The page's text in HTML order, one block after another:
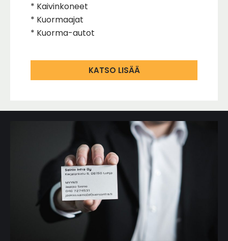
* Kaivinkoneet
* Kuormaajat
* Kuorma-autot
KATSO LISÄÄ